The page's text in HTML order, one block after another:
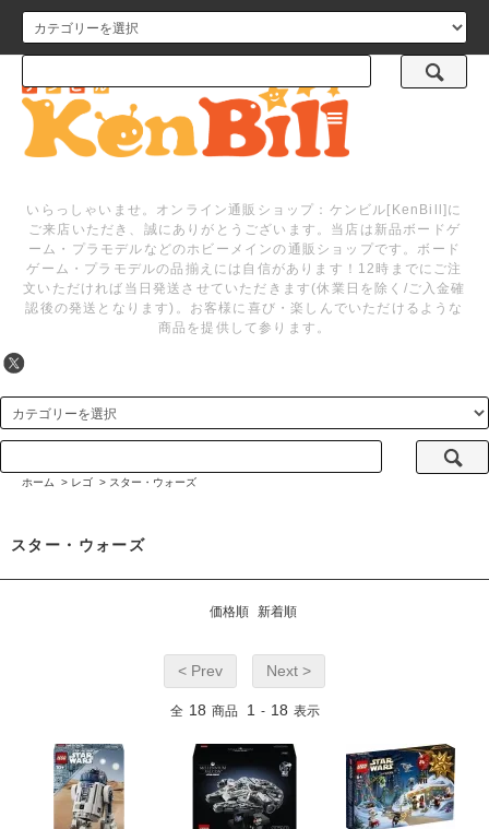
メニュー
いらっしゃいませ。オンライン通販ショップ：ケンビル[KenBill]に
ご来店いただき、誠にありがとうございます。当店は新品ボードゲ
ーム・プラモデルなどのホビーメインの通販ショップです。ボード
ゲーム・プラモデルの品揃えには自信があります！12時までにご注
文いただければ当日発送させていただきます(休業日を除く/ご入金確
認後の発送となります)。お客様に喜び・楽しんでいただけるような
商品を提供して参ります。
ホーム > レゴ > スター・ウォーズ
スター・ウォーズ
価格順 新着順
< Prev Next >
全 18 商品 1 - 18 表示